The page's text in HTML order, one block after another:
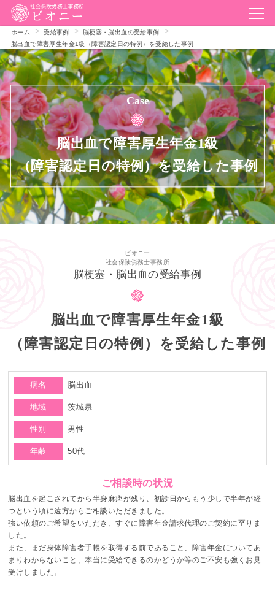
ホーム 受給事例
脳梗塞・脳出血の受給事例
脳出血で障害厚生年金1級（障害認定日の特例）を受給した事例
Case
脳出血で障害厚生年金1級
（障害認定日の特例）を受給した事例
ピオニー
社会保険労務士事務所
脳梗塞・脳出血の受給事例
脳出血で障害厚生年金1級
（障害認定日の特例）を受給した事例
病名 脳出血
地域 茨城県
性別 男性
年齢 50代
ご相談時の状況
脳出血を起こされてから半身麻痺が残り、初診日からもう少しで半年が経
つという頃に遠方からご相談いただきました。
強い依頼のご希望をいただき、すぐに障害年金請求代理のご契約に至りま
した。
また、まだ身体障害者手帳を取得する前であること、障害年金についてあ
まりわからないこと、本当に受給できるのかどうか等のご不安も強くお見
受けしました。